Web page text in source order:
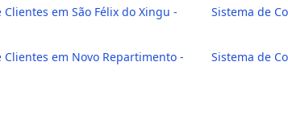
em São Félix do Xingu -
Sistema de
em Novo Repartimento -
Sistema de